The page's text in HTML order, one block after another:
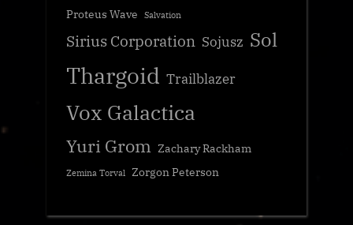
Proteus Wave Salvation
Sirius Corporation Sojusz Sol
Thargoid Trailblazer
Vox Galactica
Yuri Grom Zachary Rackham
Zemina Torval Zorgon Peterson